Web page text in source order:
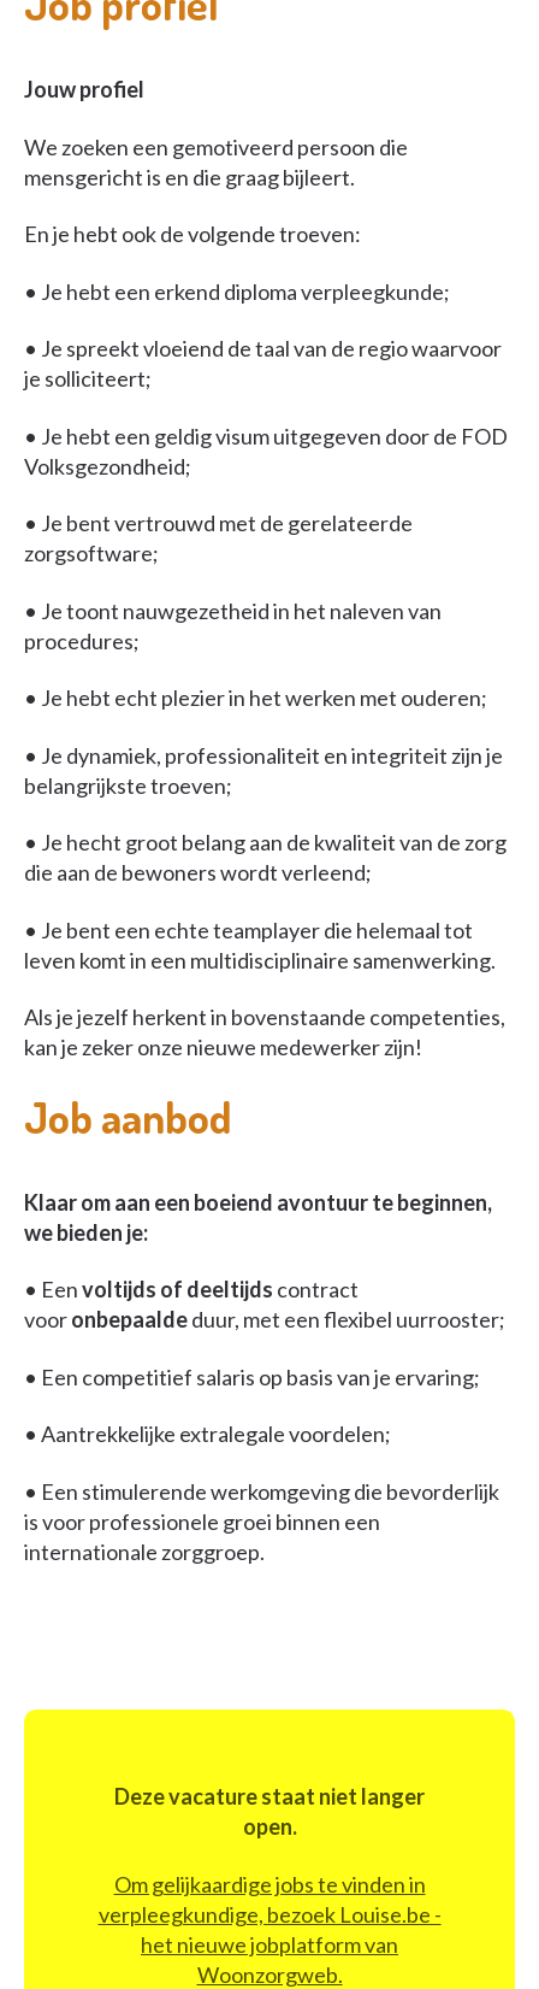
Jouw profiel
We zoeken een gemotiveerd persoon die
mensgericht is en die graag bijleert.
En je hebt ook de volgende troeven:
• Je hebt een erkend diploma verpleegkunde;
• Je spreekt vloeiend de taal van de regio waarvoor
je solliciteert;
• Je hebt een geldig visum uitgegeven door de FOD
Volksgezondheid;
• Je bent vertrouwd met de gerelateerde
zorgsoftware;
• Je toont nauwgezetheid in het naleven van
procedures;
• Je hebt echt plezier in het werken met ouderen;
• Je dynamiek, professionaliteit en integriteit zijn je
belangrijkste troeven;
• Je hecht groot belang aan de kwaliteit van de zorg
die aan de bewoners wordt verleend;
• Je bent een echte teamplayer die helemaal tot
leven komt in een multidisciplinaire samenwerking.
Als je jezelf herkent in bovenstaande competenties,
kan je zeker onze nieuwe medewerker zijn!
Job aanbod
Klaar om aan een boeiend avontuur te beginnen,
we bieden je:
• Eenvoltijds of deeltijds contract
vooronbepaaldeduur, met een flexibel uurrooster;
• Een competitief salaris op basis van je ervaring;
• Aantrekkelijke extralegale voordelen;
• Een stimulerende werkomgeving die bevorderlijk
is voor professionele groei binnen een
internationale zorggroep.
Deze vacature staat niet langer
open.
Om gelijkaardige jobs te vinden in
verpleegkundige, bezoek Louise.be -
het nieuwe jobplatform van
Woonzorgweb.